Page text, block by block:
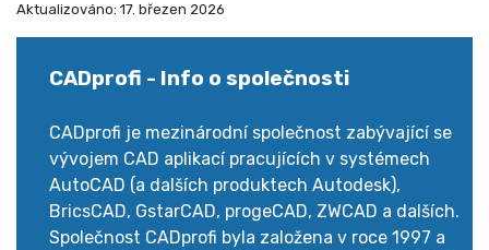
Aktualizováno: 17. březen 2026
CADprofi - Info o společnosti
CADprofi je mezinárodní společnost zabývající se
vývojem CAD aplikací pracujících v systémech
AutoCAD (a dalších produktech Autodesk),
BricsCAD, GstarCAD, progeCAD, ZWCAD a dalších.
Společnost CADprofi byla založena v roce 1997 a